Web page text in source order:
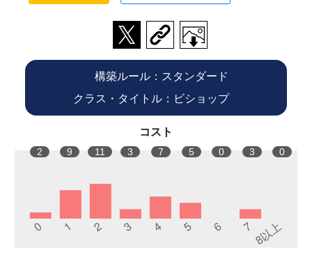
構築ルール：スタンダード
クラス・タイトル：ビショップ
コスト
2 9 11 3 7 5 0 3 0